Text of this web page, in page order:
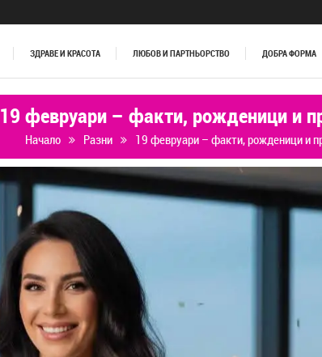
ЗДРАВЕ И КРАСОТА ЛЮБОВ И ПАРТНЬОРСТВО ДОБРА ФОРМА
19 февруари – факти, рожденици и
Начало Разни 19 февруари – факти, рожденици и